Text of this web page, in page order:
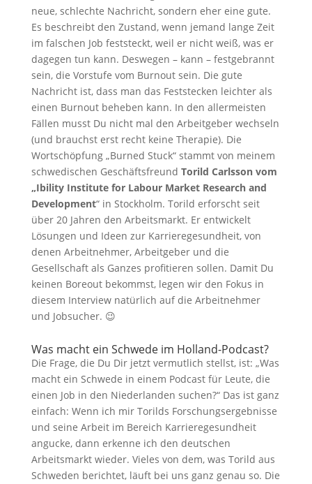
neue, schlechte Nachricht, sondern eher eine gute.
Es beschreibt den Zustand, wenn jemand lange Zeit
im falschen Job feststeckt, weil er nicht weiß, was er
dagegen tun kann. Deswegen – kann – festgebrannt
sein, die Vorstufe vom Burnout sein. Die gute
Nachricht ist, dass man das Feststecken leichter als
einen Burnout beheben kann. In den allermeisten
Fällen musst Du nicht mal den Arbeitgeber wechseln
(und brauchst erst recht keine Therapie). Die
Wortschöpfung „Burned Stuck“ stammt von meinem
schwedischen Geschäftsfreund Torild Carlsson vom
„Ibility Institute for Labour Market Research and
Development“ in Stockholm. Torild erforscht seit
über 20 Jahren den Arbeitsmarkt. Er entwickelt
Lösungen und Ideen zur Karrieregesundheit, von
denen Arbeitnehmer, Arbeitgeber und die
Gesellschaft als Ganzes profitieren sollen. Damit Du
keinen Boreout bekommst, legen wir den Fokus in
diesem Interview natürlich auf die Arbeitnehmer
und Jobsucher. 😉
Was macht ein Schwede im Holland-Podcast?
Die Frage, die Du Dir jetzt vermutlich stellst, ist: „Was
macht ein Schwede in einem Podcast für Leute, die
einen Job in den Niederlanden suchen?“ Das ist ganz
einfach: Wenn ich mir Torilds Forschungsergebnisse
und seine Arbeit im Bereich Karrieregesundheit
angucke, dann erkenne ich den deutschen
Arbeitsmarkt wieder. Vieles von dem, was Torild aus
Schweden berichtet, läuft bei uns ganz genau so. Die